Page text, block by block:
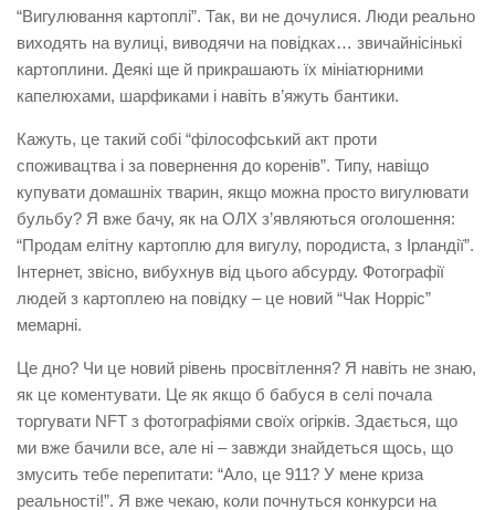
“Вигулювання картоплі”. Так, ви не дочулися. Люди реально
виходять на вулиці, виводячи на повідках… звичайнісінькі
картоплини. Деякі ще й прикрашають їх мініатюрними
капелюхами, шарфиками і навіть в’яжуть бантики.
Кажуть, це такий собі “філософський акт проти
споживацтва і за повернення до коренів”. Типу, навіщо
купувати домашніх тварин, якщо можна просто вигулювати
бульбу? Я вже бачу, як на ОЛХ з’являються оголошення:
“Продам елітну картоплю для вигулу, породиста, з Ірландії”.
Інтернет, звісно, вибухнув від цього абсурду. Фотографії
людей з картоплею на повідку – це новий “Чак Норріс”
мемарні.
Це дно? Чи це новий рівень просвітлення? Я навіть не знаю,
як це коментувати. Це як якщо б бабуся в селі почала
торгувати NFT з фотографіями своїх огірків. Здається, що
ми вже бачили все, але ні – завжди знайдеться щось, що
змусить тебе перепитати: “Ало, це 911? У мене криза
реальності!”. Я вже чекаю, коли почнуться конкурси на